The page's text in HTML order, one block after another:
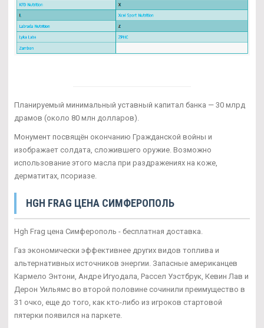
Планируемый минимальный уставный капитал банка — 30 млрд
драмов (около 80 млн долларов).
Монумент посвящён окончанию Гражданской войны и
изображает солдата, сложившего оружие. Возможно
использование этого масла при раздражениях на коже,
дерматитах, псориазе.
HGH FRAG ЦЕНА СИМФЕРОПОЛЬ
Hgh Frag цена Симферополь - бесплатная доставка.
Газ экономически эффективнее других видов топлива и
альтернативных источников энергии. Запасные американцев
Кармело Энтони, Андре Игуодала, Рассел Уэстбрук, Кевин Лав и
Дерон Уильямс во второй половине сочинили преимущество в
31 очко, еще до того, как кто-либо из игроков стартовой
пятерки появился на паркете.